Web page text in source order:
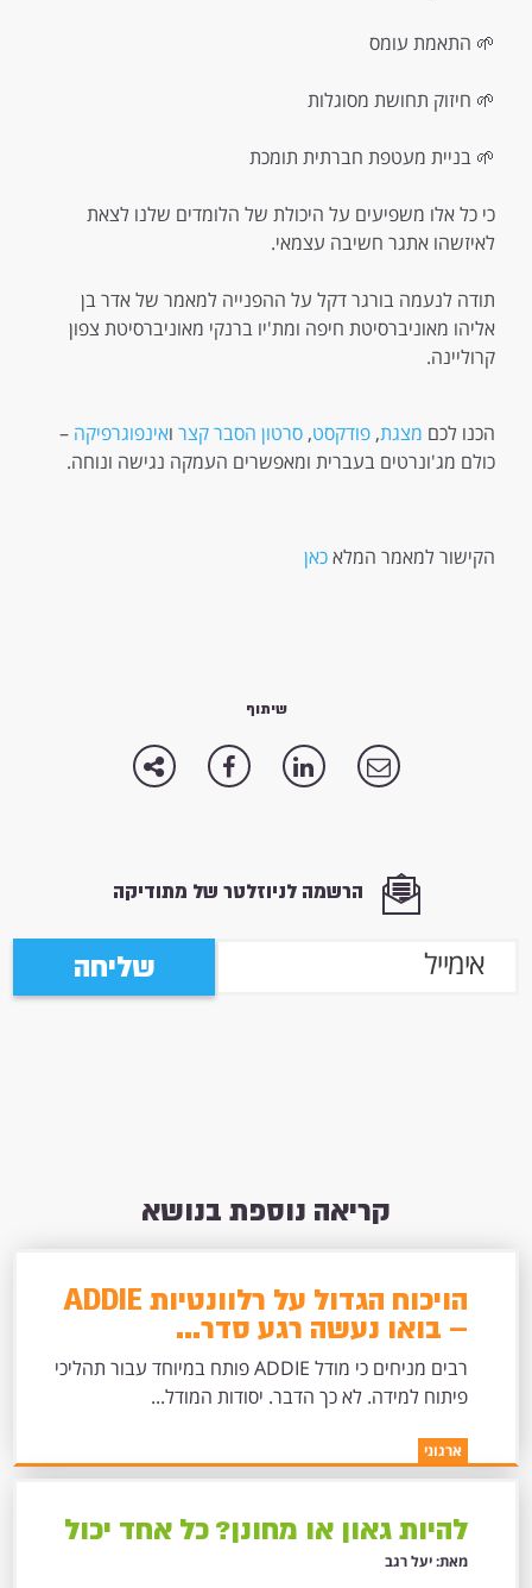
🌱 התאמת עומס
🌱 חיזוק תחושת מסוגלות
🌱 בניית מעטפת חברתית תומכת
כי כל אלו משפיעים על היכולת של הלומדים שלנו לצאת
לאיזשהו אתגר חשיבה עצמאי.
תודה לנעמה בורגר דקל על ההפנייה למאמר של אדר בן
אליהו מאוניברסיטת חיפה ומת'יו ברנקי מאוניברסיטת צפון
קרוליינה.
הכנו לכם מצגת,פודקסט,סרטון הסבר קצר ואינפוגרפיקה –
כולם מג'ונרטים בעברית ומאפשרים העמקה נגישה ונוחה.
הקישור למאמר המלאכאן
שיתוף
הרשמה לניוזלטר של מתודיקה
שליחה
קריאה נוספת בנושא
הויכוח הגדול על רלוונטיות ADDIE
– בואו נעשה רגע סדר...
רבים מניחים כי מודל ADDIE פותח במיוחד עבור תהליכי
פיתוח למידה. לא כך הדבר. יסודות המודל...
ארגוני
להיות גאון או מחונן? כל אחד יכול
מאת: יעל רגב